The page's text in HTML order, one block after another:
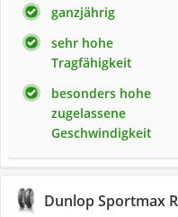
ganzjährig
sehr hohe
Tragfähigkeit
besonders hohe
zugelassene
Geschwindigkeit
Dunlop Sportmax